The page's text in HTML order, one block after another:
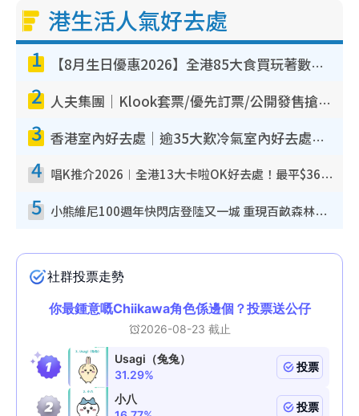
港生活人氣好去處
1 【8月生日優惠2026】全港85大食買玩著數攻略 自助餐/火鍋放題同行免費＋誠品/DONKI送現金券
2 人夫集團｜Klook套票/優先訂票/公開發售搶飛攻略！附票價.購票連結.場地座位表
3 香港室內好去處｜逾35大歎冷氣室內好去處推介 室內活動免費避雨無懼落雨
4 唱K推介2026︱全港13大卡啦OK好去處！最平$36起 日文K都有！(附地址+收費詳情)
5 小熊維尼100週年快閃店登陸又一城 重現百畝森林經典場景／獨家限定盲盒登場／專屬DIY香水